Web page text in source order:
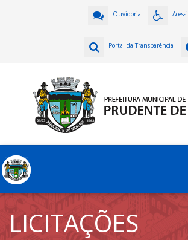
Ouvidoria
Portal da Transparência
LICITAÇÕES